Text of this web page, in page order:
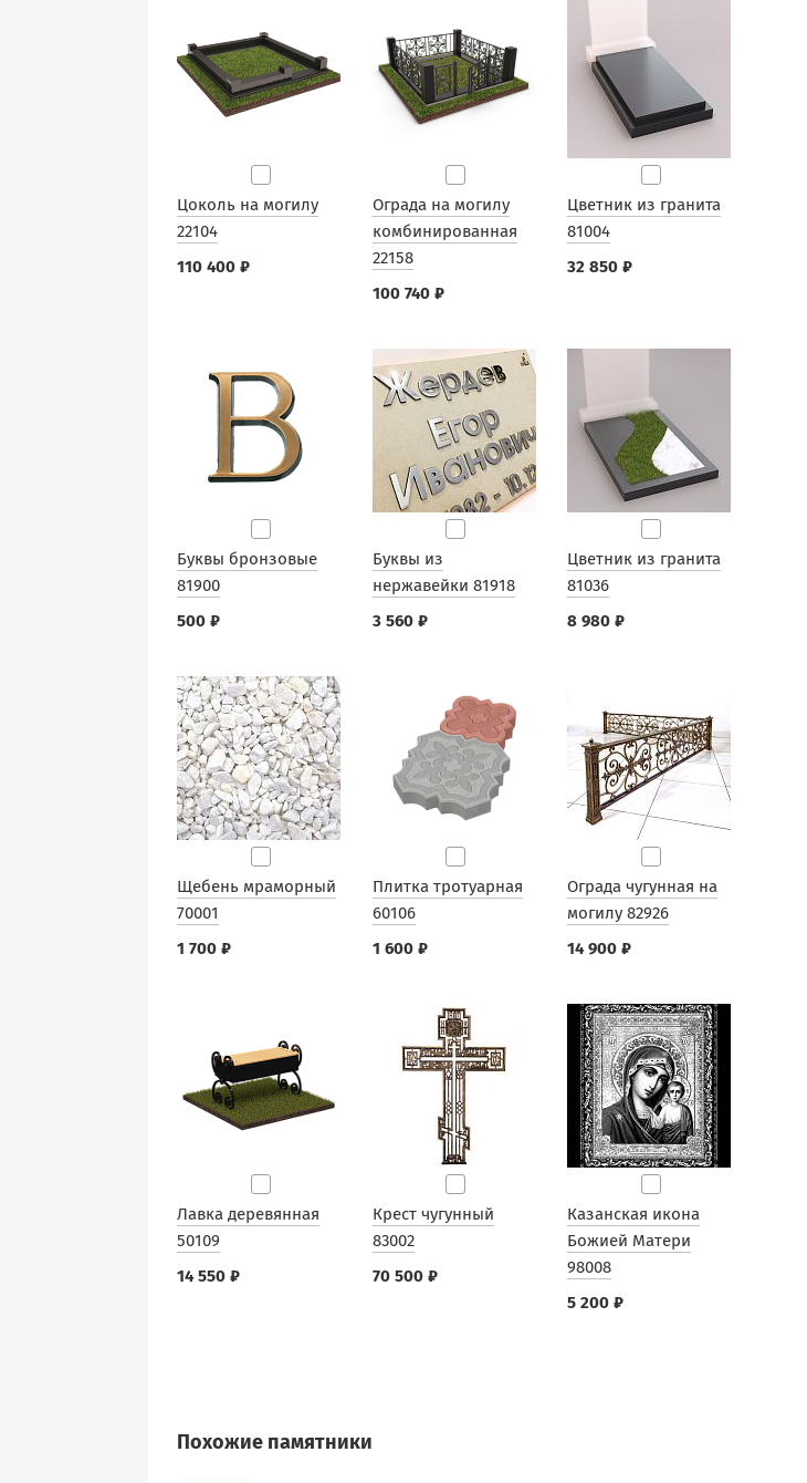
Цоколь на могилу
22104
110 400 ₽
Ограда на могилу
комбинированная
22158
100 740 ₽
Цветник из гранита
81004
32 850 ₽
Буквы бронзовые
81900
500 ₽
Буквы из
нержавейки 81918
3 560 ₽
Цветник из гранита
81036
8 980 ₽
Щебень мраморный
70001
1 700 ₽
Плитка тротуарная
60106
1 600 ₽
Ограда чугунная на
могилу 82926
14 900 ₽
Лавка деревянная
50109
14 550 ₽
Крест чугунный
83002
70 500 ₽
Казанская икона
Божией Матери
98008
5 200 ₽
Похожие памятники